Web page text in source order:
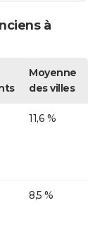
à
Moyenne
des villes
11,6 %
8,5 %